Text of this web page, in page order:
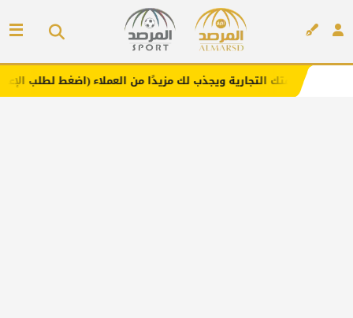
ويجذب لك مزيدًا من العملاء (اضغط لطلب الإعلان)